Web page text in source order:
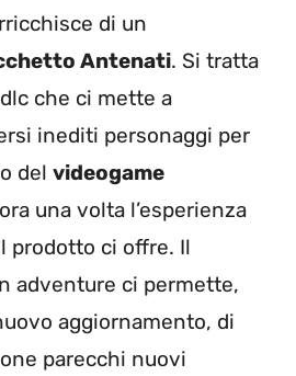
di un
Antenati. Si tratta
che ci mette a
inediti personaggi per
del videogame
una volta l’esperienza
prodotto ci offre. Il
adventure ci permette,
aggiornamento, di
parecchi nuovi